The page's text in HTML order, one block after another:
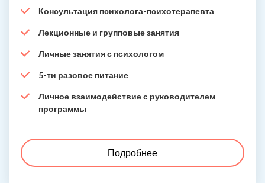
Консультация психолога-психотерапевта
Лекционные и групповые занятия
Личные занятия с психологом
5-ти разовое питание
Личное взаимодействие с руководителем
программы
Подробнее